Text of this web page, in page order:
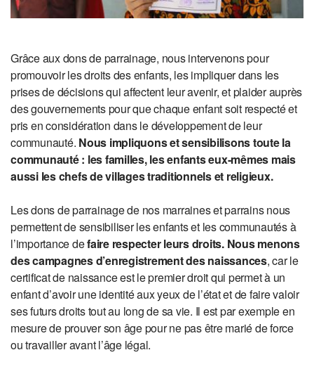
Grâce aux dons de parrainage, nous intervenons pour
promouvoir les droits des enfants, les impliquer dans les
prises de décisions qui affectent leur avenir, et plaider auprès
des gouvernements pour que chaque enfant soit respecté et
pris en considération dans le développement de leur
communauté. Nous impliquons et sensibilisons toute la
communauté : les familles, les enfants eux-mêmes mais
aussi les chefs de villages traditionnels et religieux.
Les dons de parrainage de nos marraines et parrains nous
permettent de sensibiliser les enfants et les communautés à
l’importance defaire respecter leurs droits. Nous menons
des campagnes d’enregistrement des naissances, car le
certificat de naissance est le premier droit qui permet à un
enfant d’avoir une identité aux yeux de l’état et de faire valoir
ses futurs droits tout au long de sa vie. Il est par exemple en
mesure de prouver son âge pour ne pas être marié de force
ou travailler avant l’âge légal.